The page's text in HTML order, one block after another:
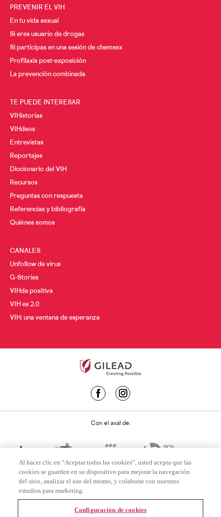
PREVENIR EL VIH
En tu vida sexual
Si eres usuario de drogas
Si participas en una sesión de chemsex
Profilaxis post-exposición
La prevención combinada
TE PUEDE INTERESAR
VIHistorias
VIHdeos
Entrevistas
Reportajes
Diccionario del VIH
Recursos
Preguntas con respuesta
Referencias y bibliografía
Quiénes somos
CANALES
Unfollow de virus
G-Stories
VIHda positiva
VIH es 2.0
VIH: una ventana de esperanza
Con el aval de:
Al hacer clic en “Aceptar todas las cookies”, usted acepta que las
cookies se guarden en su dispositivo para mejorar la navegación
del sitio, analizar el uso del mismo, y colaborar con nuestros
estudios para marketing.
Configuración de cookies